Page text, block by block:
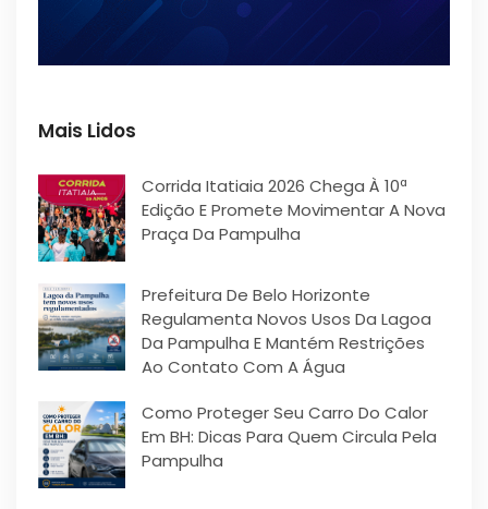
Mais Lidos
Corrida Itatiaia 2026 Chega À 10ª
Edição E Promete Movimentar A Nova
Praça Da Pampulha
Prefeitura De Belo Horizonte
Regulamenta Novos Usos Da Lagoa
Da Pampulha E Mantém Restrições
Ao Contato Com A Água
Como Proteger Seu Carro Do Calor
Em BH: Dicas Para Quem Circula Pela
Pampulha